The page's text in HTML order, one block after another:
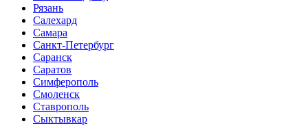
Рязань
Салехард
Самара
Санкт-Петербург
Саранск
Саратов
Симферополь
Смоленск
Ставрополь
Сыктывкар